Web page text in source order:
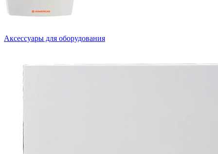
Аксессуары для оборудования